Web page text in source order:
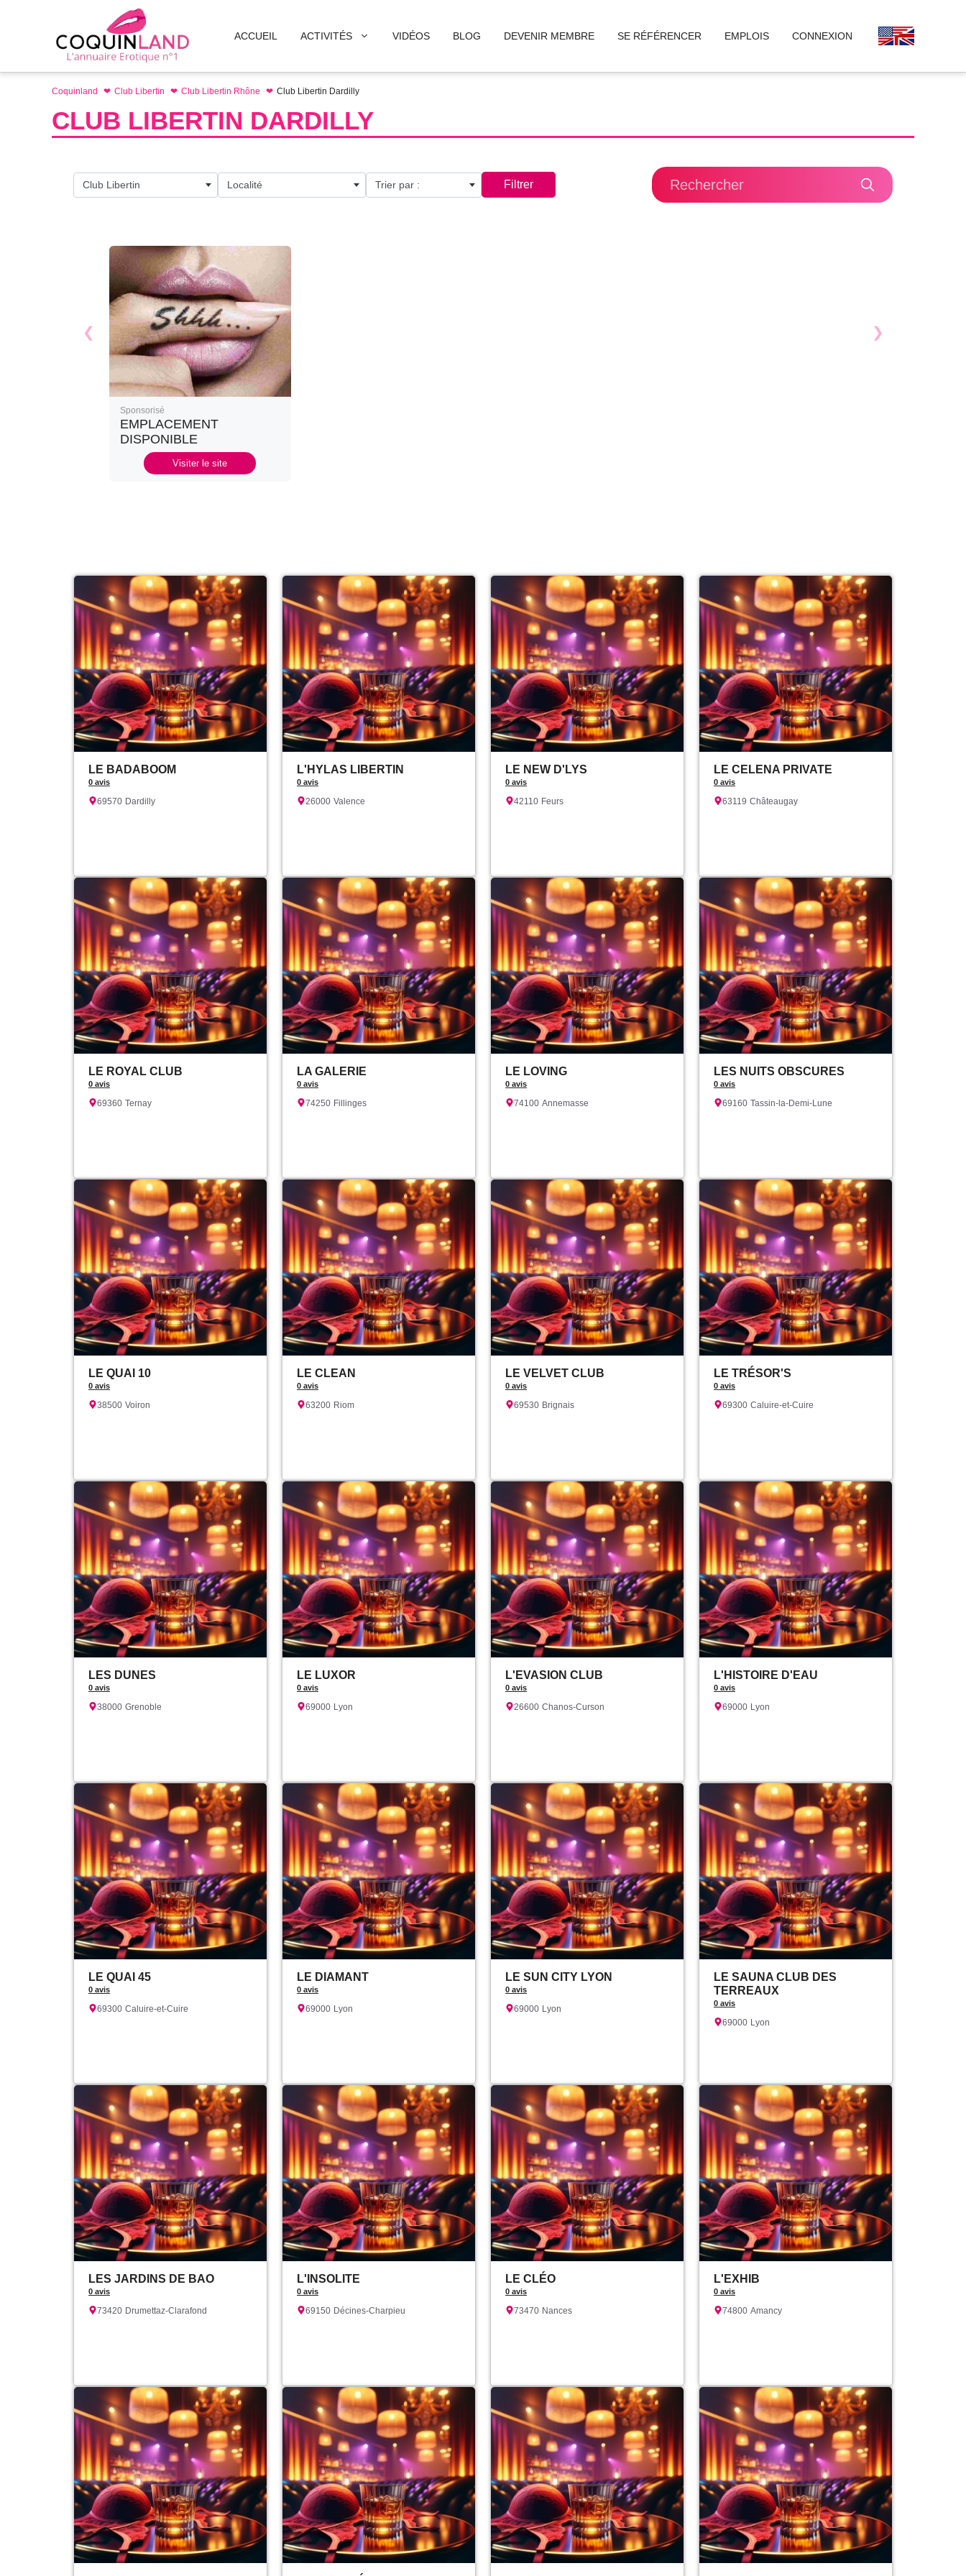
ACCUEIL ACTIVITÉS VIDÉOS BLOG DEVENIR MEMBRE SE RÉFÉRENCER EMPLOIS CONNEXION
Coquinland Club Libertin Club Libertin Rhône Club Libertin Dardilly
CLUB LIBERTIN DARDILLY
Club Libertin Localité Trier par : Filtrer
Sponsorisé
EMPLACEMENT
DISPONIBLE
Visiter le site
LE BADABOOM
0 avis
69570 Dardilly
L'HYLAS LIBERTIN
0 avis
26000 Valence
LE NEW D'LYS
0 avis
42110 Feurs
LE CELENA PRIVATE
0 avis
63119 Châteaugay
LE ROYAL CLUB
0 avis
69360 Ternay
LA GALERIE
0 avis
74250 Fillinges
LE LOVING
0 avis
74100 Annemasse
LES NUITS OBSCURES
0 avis
69160 Tassin-la-Demi-Lune
LE QUAI 10
0 avis
38500 Voiron
LE CLEAN
0 avis
63200 Riom
LE VELVET CLUB
0 avis
69530 Brignais
LE TRÉSOR'S
0 avis
69300 Caluire-et-Cuire
LES DUNES
0 avis
38000 Grenoble
LE LUXOR
0 avis
69000 Lyon
L'EVASION CLUB
0 avis
26600 Chanos-Curson
L'HISTOIRE D'EAU
0 avis
69000 Lyon
LE QUAI 45
0 avis
69300 Caluire-et-Cuire
LE DIAMANT
0 avis
69000 Lyon
LE SUN CITY LYON
0 avis
69000 Lyon
LE SAUNA CLUB DES
TERREAUX
0 avis
69000 Lyon
LES JARDINS DE BAO
0 avis
73420 Drumettaz-Clarafond
L'INSOLITE
0 avis
69150 Décines-Charpieu
LE CLÉO
0 avis
73470 Nances
L'EXHIB
0 avis
74800 Amancy